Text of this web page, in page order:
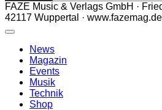
FAZE Music & Verlags GmbH ·
42117 Wuppertal · www.fazemag.de
News
Magazin
Events
Musik
Technik
Shop